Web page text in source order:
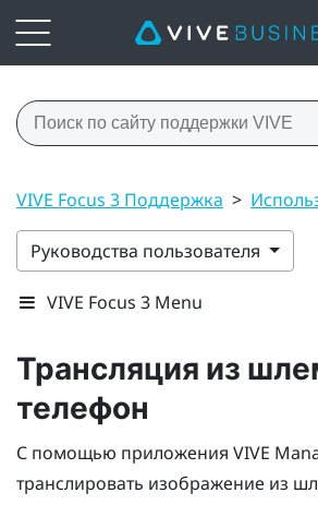
VIVE Focus 3 Поддержка >
Руководства пользователя
VIVE Focus 3 Menu
Трансляция из
телефон
С помощью приложения VIVE
транслировать изображение из